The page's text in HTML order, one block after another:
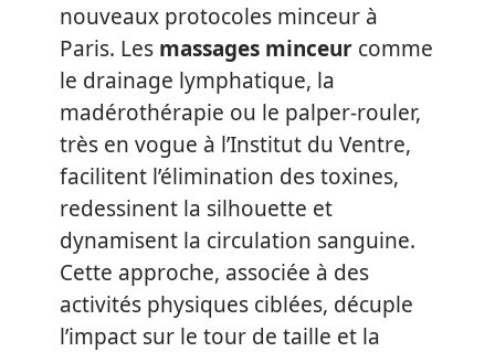
nouveaux protocoles minceur à
Paris. Les massages minceur comme
le drainage lymphatique, la
madérothérapie ou le palper-rouler,
très en vogue à l’Institut du Ventre,
facilitent l’élimination des toxines,
redessinent la silhouette et
dynamisent la circulation sanguine.
Cette approche, associée à des
activités physiques ciblées, décuple
l’impact sur le tour de taille et la